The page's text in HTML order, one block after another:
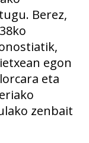
Berez,
egon
eta
zenbait